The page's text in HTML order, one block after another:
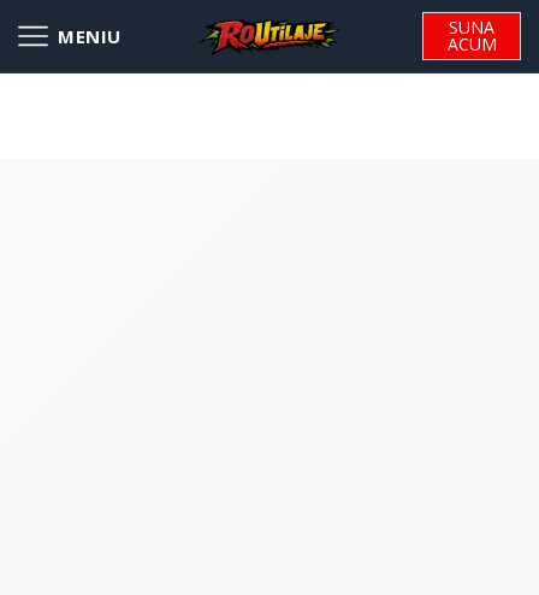
SUNA
ACUM